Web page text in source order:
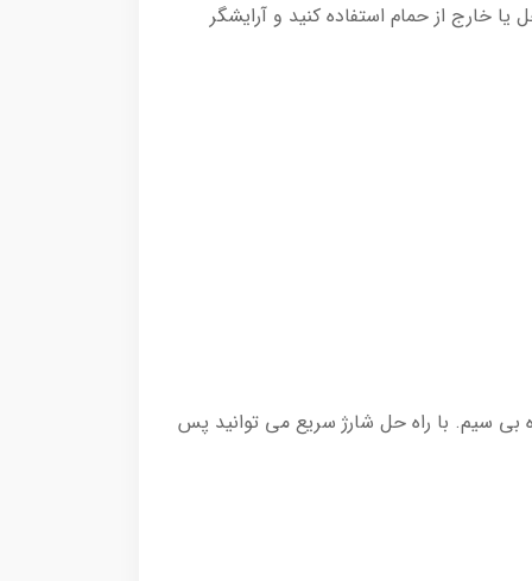
یا خارج از حمام استفاده کنید و آرایشگر
1 ساعته باتری قابل شارژ پرقدرت برای استفاده تمام بدن، با 60 دقیقه استفاده بی سیم. با راه حل شارژ سریع می توانید پس